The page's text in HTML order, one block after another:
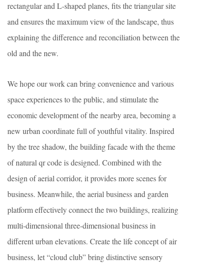
rectangular and L-shaped planes, fits the triangular site
and ensures the maximum view of the landscape, thus
explaining the difference and reconciliation between the
old and the new.
We hope our work can bring convenience and various
space experiences to the public, and stimulate the
economic development of the nearby area, becoming a
new urban coordinate full of youthful vitality. Inspired
by the tree shadow, the building facade with the theme
of natural qr code is designed. Combined with the
design of aerial corridor, it provides more scenes for
business. Meanwhile, the aerial business and garden
platform effectively connect the two buildings, realizing
multi-dimensional three-dimensional business in
different urban elevations. Create the life concept of air
business, let “cloud club” bring distinctive sensory